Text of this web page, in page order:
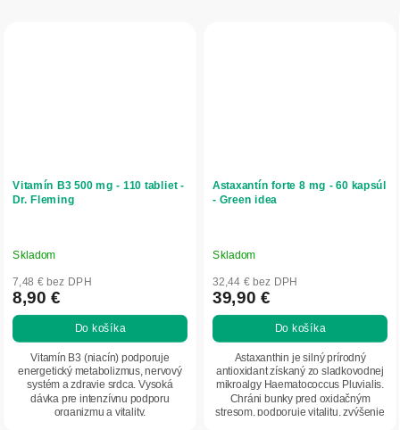
Vitamín B3 500 mg - 110 tabliet -
Dr. Fleming
Skladom
7,48 € bez DPH
8,90 €
Do košíka
Vitamín B3 (niacín) podporuje
energetický metabolizmus, nervový
systém a zdravie srdca. Vysoká
dávka pre intenzívnu podporu
organizmu a vitality.
Astaxantín forte 8 mg - 60 kapsúl
- Green idea
Skladom
32,44 € bez DPH
39,90 €
Do košíka
Astaxanthin je silný prírodný
antioxidant získaný zo sladkovodnej
mikroalgy Haematococcus Pluvialis.
Chráni bunky pred oxidačným
stresom, podporuje vitalitu, zvýšenie